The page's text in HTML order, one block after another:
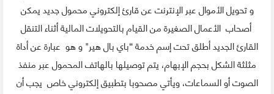
و تحويل الأموال عبر الإنترنت عن قارئ إلكتروني محمول جديد يمكن
أصحاب الأعمال الصغيرة من القيام بالتحويلات المالية أثناء التنقل
القارئ الجديد أطلق تحت إسم خدمة “باي بال هير" و هو عبارة عن أداة
مثلثة الشكل بحجم الإبهام، يتم توصيلها بالهاتف المحمول عبر منفذ
الصوت أو السماعات، ويأتي مصحوبا بتطبيق إلكتروني خاص يجب أن